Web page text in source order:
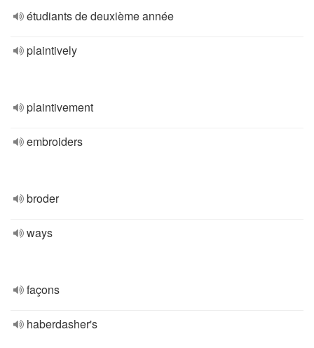
étudiants de deuxième année
plaintively
plaintivement
embroiders
broder
ways
façons
haberdasher's